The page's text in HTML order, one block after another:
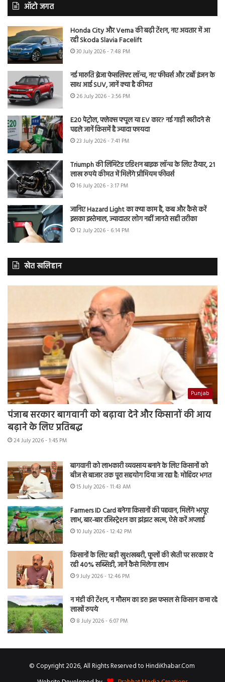
ऑटो जगत
Honda City और Verna की बढ़ी टेंशन, नए अवतार में आ
रही Skoda Slavia Facelift
30 July 2026 - 7:48 PM
नई मारुति ब्रेजा फेसलिफ्ट लॉन्च, नए फीचर्स और टर्बो इंजन के
साथ आई SUV, जानें क्या है कीमत
26 July 2026 - 3:56 PM
E20 पेट्रोल, फ्लेक्स फ्यूल या EV कार? नई गाड़ी खरीदने से
पहले जानें किसमें है ज्यादा फायदा
23 July 2026 - 7:41 PM
Triumph की लिमिटेड एडिशन बाइक लॉन्च के लिए तैयार, 21
लाख रुपये कीमत में मिलेंगे प्रीमियम फीचर्स
16 July 2026 - 3:17 PM
जानिए Hazard Light का क्या काम है, कब और कैसे करें
इसका इस्तेमाल, ज्यादातर लोग नहीं जानते सही तरीका
12 July 2026 - 6:14 PM
खेत खलिहान
Punjab
पंजाब सरकार बागवानी को बढ़ावा देने और किसानों की आय
बढ़ाने के लिए प्रतिबद्ध
24 July 2026 - 1:45 PM
बागवानी को लाभकारी व्यवसाय बनाने के लिए किसानों को
बीज से बाजार तक पूरा सहयोग दिया जा रहा है: मोहिंदर भगत
15 July 2026 - 11:43 AM
Farmers ID Card बनेगा किसानों की पहचान, मिलेंगे भरपूर
लाभ, बार-बार रजिस्ट्रेशन का झंझट खत्म, ऐसे करें अप्लाई
10 July 2026 - 12:42 PM
किसानों के लिए बड़ी खुशखबरी, फूलों की खेती पर सरकार दे
रही 40% सब्सिडी, जानें कैसे मिलेगा लाभ
9 July 2026 - 12:46 PM
न मंडी की टेंशन, न मौसम का डर! इस फसल से किसान कमा रहे
लाखों रुपये
8 July 2026 - 6:07 PM
© Copyright 2026, All Rights Reserved to HindiKhabar.Com